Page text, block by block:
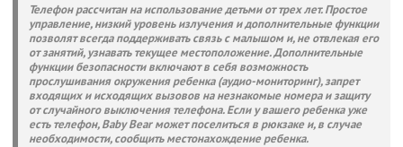
Телефон рассчитан на использование детьми от трех лет. Простое
управление, низкий уровень излучения и дополнительные функции
позволят всегда поддерживать связь с малышом и, не отвлекая его
от занятий, узнавать текущее местоположение. Дополнительные
функции безопасности включают в себя возможность
прослушивания окружения ребенка (аудио-мониторинг), запрет
входящих и исходящих вызовов на незнакомые номера и защиту
от случайного выключения телефона. Если у вашего ребенка уже
есть телефон, Baby Bear может поселиться в рюкзаке и, в случае
необходимости, сообщить местонахождение ребенка.